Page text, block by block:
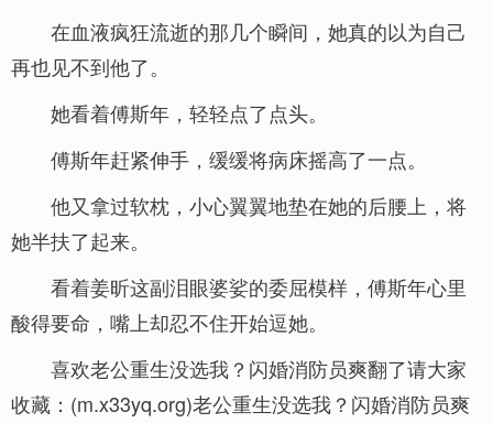
在血液疯狂流逝的那几个瞬间，她真的以为自己
再也见不到他了。
她看着傅斯年，轻轻点了点头。
傅斯年赶紧伸手，缓缓将病床摇高了一点。
他又拿过软枕，小心翼翼地垫在她的后腰上，将
她半扶了起来。
看着姜昕这副泪眼婆娑的委屈模样，傅斯年心里
酸得要命，嘴上却忍不住开始逗她。
喜欢老公重生没选我？闪婚消防员爽翻了请大家
收藏：(m.x33yq.org)老公重生没选我？闪婚消防员爽